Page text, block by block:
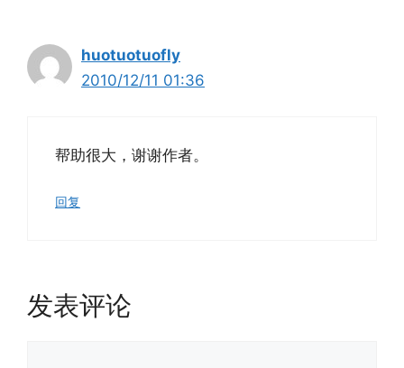
huotuotuofly
2010/12/11 01:36
帮助很大，谢谢作者。
回复
发表评论